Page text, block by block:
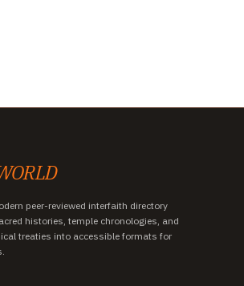
peer-reviewed interfaith directory
histories, temple chronologies, and
treaties into accessible formats for